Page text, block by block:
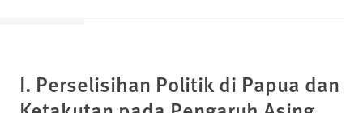
I. Perselisihan Politik di Papua dan